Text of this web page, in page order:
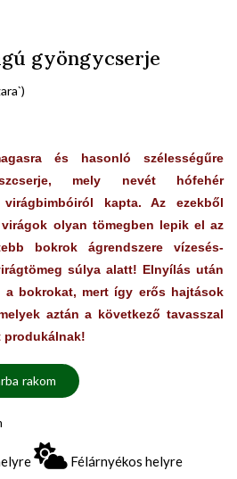
gyöngycserje
és hasonló szélességűre
mely nevét hófehér
kapta. Az ezekből
olyan tömegben lepik el az
bokrok ágrendszere vízesés-
súlya alatt! Elnyílás után
a bokrokat, mert így erős hajtások
aztán a következő tavasszal
produkálnak!
rakom
Félárnyékos helyre